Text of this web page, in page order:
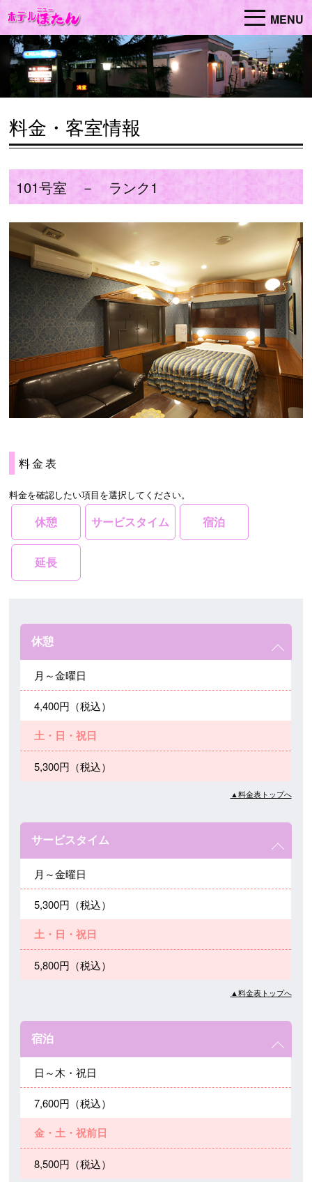
MENU
料金・客室情報
101号室 － ランク1
料金表
料金を確認したい項目を選択してください。
休憩 サービスタイム 宿泊
延長
休憩
月～金曜日
4,400円（税込）
土・日・祝日
5,300円（税込）
▲料金表トップへ
サービスタイム
月～金曜日
5,300円（税込）
土・日・祝日
5,800円（税込）
▲料金表トップへ
宿泊
日～木・祝日
7,600円（税込）
金・土・祝前日
8,500円（税込）